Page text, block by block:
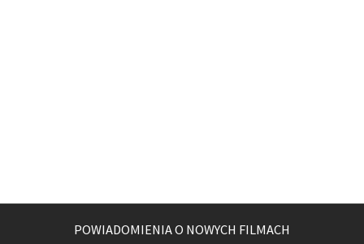
POWIADOMIENIA O NOWYCH FILMACH